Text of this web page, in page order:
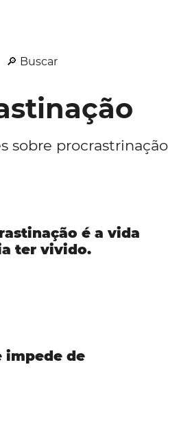
🔎 Buscar
sobre procrastrinação
é a vida
ter vivido.
impede de